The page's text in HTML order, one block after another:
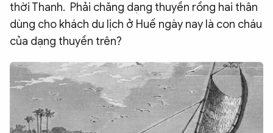
thời Thanh. Phải chăng dạng thuyền rồng hai thân
dùng cho khách du lịch ở Huế ngày nay là con cháu
của dạng thuyền trên?